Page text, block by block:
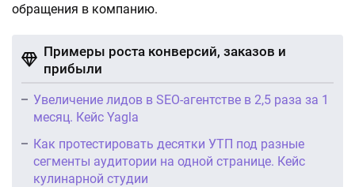
обращения в компанию.
Примеры роста конверсий, заказов и
прибыли
Увеличение лидов в SEO-агентстве в 2,5 раза за 1
месяц. Кейс Yagla
Как протестировать десятки УТП под разные
сегменты аудитории на одной странице. Кейс
кулинарной студии